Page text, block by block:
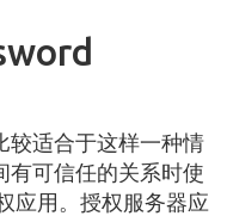
较适合于这样一种情
有可信任的关系时使
应用。授权服务器应